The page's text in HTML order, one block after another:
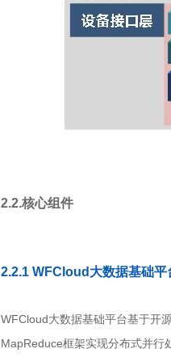
2.2.核心组件
2.2.1 WFC loud 大数据基础平
WFCloud大数据基础平台基于开
MapReduce框架实现分布式并行